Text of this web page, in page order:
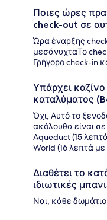
Ποιες ώρες
check-out σε
Ώρα έναρξης
μεσάνυχταΤο
Γρήγορο check-in
Υπάρχει
καταλύματος
Όχι, Αυτό το
ακόλουθα είναι
Aqueduct (15
World (16 λεπτά με
Διαθέτει το
ιδιωτικές
Ναι, κάθε δωμάτιο